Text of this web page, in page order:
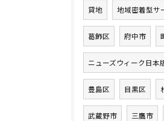
貸地 地域密着型サ
葛飾区 府中市
ニューズウィーク日本
豊島区 目黒区
武蔵野市 三鷹市